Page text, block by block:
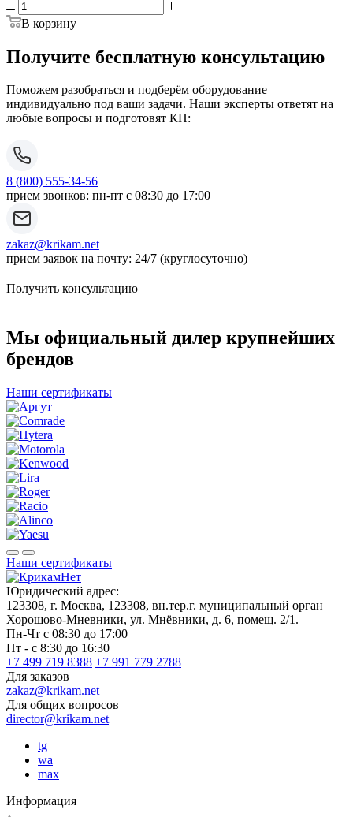
В корзину
Получите бесплатную консультацию
Поможем разобраться и подберём оборудование
индивидуально под ваши задачи. Наши эксперты ответят на
любые вопросы и подготовят КП:
8 (800) 555-34-56
прием звонков: пн-пт с 08:30 до 17:00
zakaz@krikam.net
прием заявок на почту: 24/7 (круглосуточно)
Получить консультацию
Мы официальный дилер крупнейших
брендов
Наши сертификаты
Наши сертификаты
Юридический адрес:
123308, г. Москва, 123308, вн.тер.г. муниципальный орган
Хорошово-Мневники, ул. Мнёвники, д. 6, помещ. 2/1.
Пн-Чт с 08:30 до 17:00
Пт - с 8:30 до 16:30
+7 499 719 8388 +7 991 779 2788
Для заказов
zakaz@krikam.net
Для общих вопросов
director@krikam.net
tg
wa
max
Информация